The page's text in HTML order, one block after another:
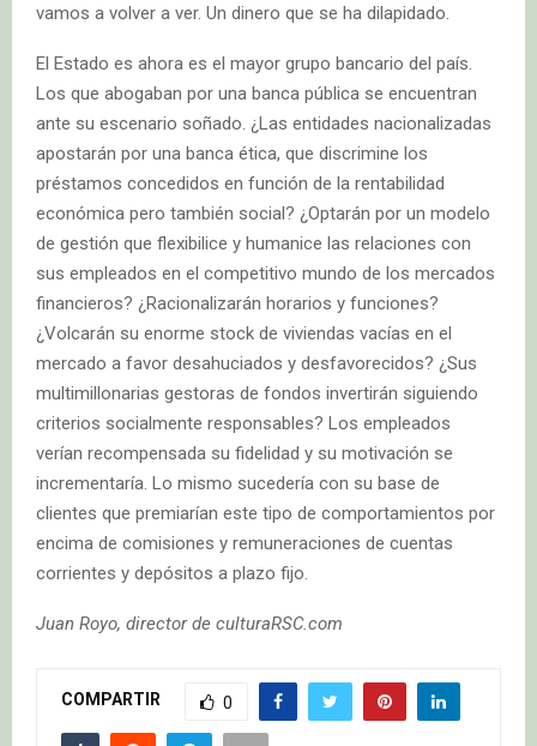
vamos a volver a ver. Un dinero que se ha dilapidado.
El Estado es ahora es el mayor grupo bancario del país.
Los que abogaban por una banca pública se encuentran
ante su escenario soñado. ¿Las entidades nacionalizadas
apostarán por una banca ética, que discrimine los
préstamos concedidos en función de la rentabilidad
económica pero también social? ¿Optarán por un modelo
de gestión que flexibilice y humanice las relaciones con
sus empleados en el competitivo mundo de los mercados
financieros? ¿Racionalizarán horarios y funciones?
¿Volcarán su enorme stock de viviendas vacías en el
mercado a favor desahuciados y desfavorecidos? ¿Sus
multimillonarias gestoras de fondos invertirán siguiendo
criterios socialmente responsables? Los empleados
verían recompensada su fidelidad y su motivación se
incrementaría. Lo mismo sucedería con su base de
clientes que premiarían este tipo de comportamientos por
encima de comisiones y remuneraciones de cuentas
corrientes y depósitos a plazo fijo.
Juan Royo, director de culturaRSC.com
COMPARTIR 0